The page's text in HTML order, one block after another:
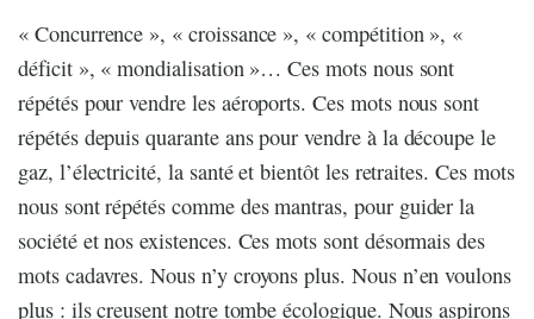
« Concurrence », « croissance », « compétition », «
déficit », « mondialisation »… Ces mots nous sont
répétés pour vendre les aéroports. Ces mots nous sont
répétés depuis quarante ans pour vendre à la découpe le
gaz, l’électricité, la santé et bientôt les retraites. Ces mots
nous sont répétés comme des mantras, pour guider la
société et nos existences. Ces mots sont désormais des
mots cadavres. Nous n’y croyons plus. Nous n’en voulons
plus : ils creusent notre tombe écologique. Nous aspirons